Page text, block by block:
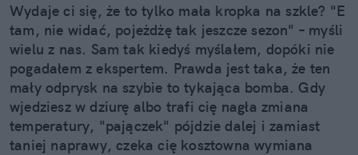
Wydaje ci się, że to tylko mała kropka na szkle? "E
tam, nie widać, pojeżdżę tak jeszcze sezon" – myśli
wielu z nas. Sam tak kiedyś myślałem, dopóki nie
pogadałem z ekspertem. Prawda jest taka, że ten
mały odprysk na szybie to tykająca bomba. Gdy
wjedziesz w dziurę albo trafi cię nagła zmiana
temperatury, "pajączek" pójdzie dalej i zamiast
taniej naprawy, czeka cię kosztowna wymiana